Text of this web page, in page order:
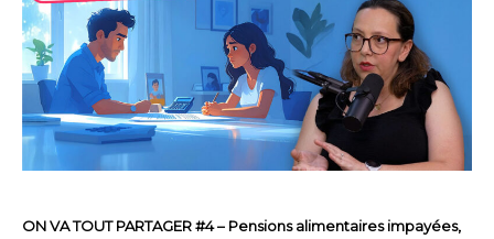
ON VA TOUT PARTAGER #4 – Pensions alimentaires impayées,